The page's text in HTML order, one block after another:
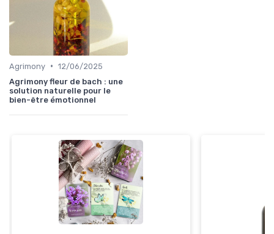
Agrimony • 12/06/2025
Agrimony fleur de bach : une
solution naturelle pour le
bien-être émotionnel